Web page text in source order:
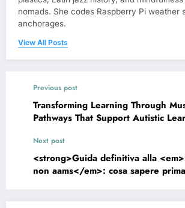
nomads. She codes Raspberry Pi weather
anchorages.
View All Posts
Previous post
Transforming Learning Through
Pathways That Support Autistic
Next post
<strong>Guida definitiva alla
non aams</em>: cosa sapere